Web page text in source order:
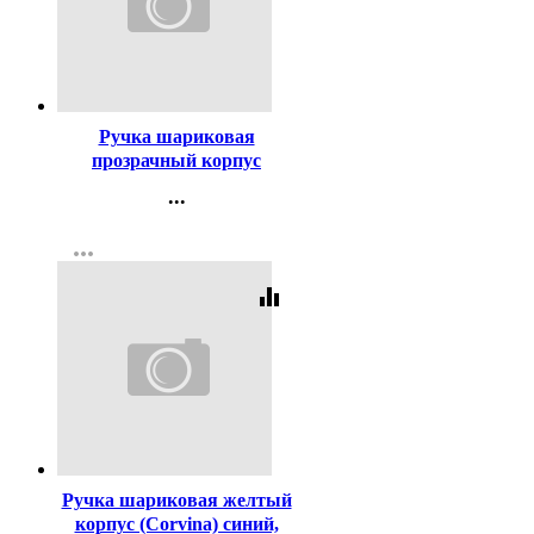
Ручка шариковая
прозрачный корпус
0,7мм арт.14-1493 (Ст.500)
...
Регистрация
more_horiz
equalizer
Ручка шариковая желтый
корпус (Corvina) синий,